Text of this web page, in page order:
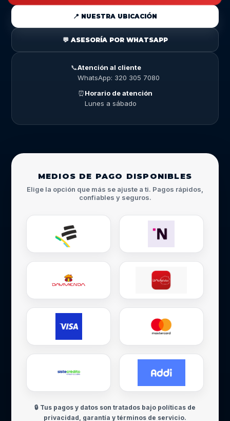
📍 NUESTRA UBICACIÓN
💬 ASESORÍA POR WHATSAPP
📞Atención al cliente
WhatsApp: 320 305 7080
⏰Horario de atención
Lunes a sábado
MEDIOS DE PAGO DISPONIBLES
Elige la opción que más se ajuste a ti. Pagos rápidos,
confiables y seguros.
🔒 Tus pagos y datos son tratados bajo políticas de
privacidad, garantía y términos de servicio.